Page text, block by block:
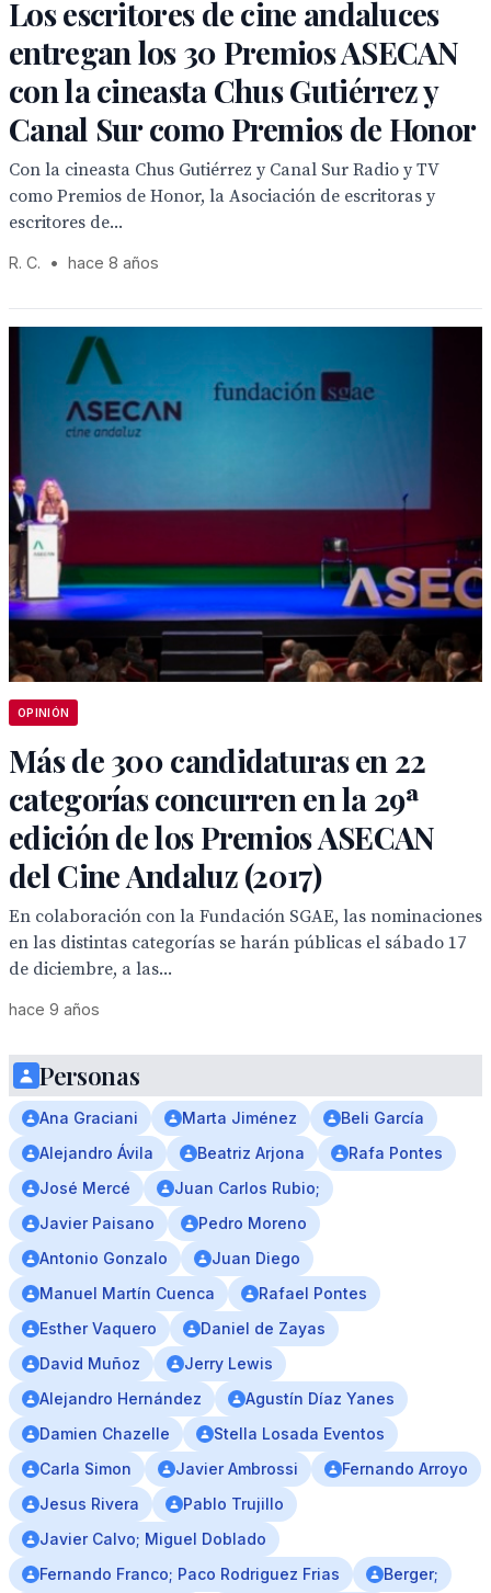
Los escritores de cine andaluces
entregan los 30 Premios ASECAN
con la cineasta Chus Gutiérrez y
Canal Sur como Premios de Honor
Con la cineasta Chus Gutiérrez y Canal Sur Radio y TV
como Premios de Honor, la Asociación de escritoras y
escritores de...
R. C. • hace 8 años
OPINIÓN
Más de 300 candidaturas en 22
categorías concurren en la 29ª
edición de los Premios ASECAN
del Cine Andaluz (2017)
En colaboración con la Fundación SGAE, las nominaciones
en las distintas categorías se harán públicas el sábado 17
de diciembre, a las...
hace 9 años
Personas
Ana Graciani Marta Jiménez
Beli García
Alejandro Ávila
Beatriz Arjona
Rafa Pontes
José Mercé
Juan Carlos Rubio;
Javier Paisano
Pedro Moreno
Antonio Gonzalo
Juan Diego
Manuel Martín Cuenca
Rafael Pontes
Esther Vaquero
Daniel de Zayas
David Muñoz
Jerry Lewis
Alejandro Hernández
Agustín Díaz Yanes
Damien Chazelle
Stella Losada Eventos
Carla Simon
Javier Ambrossi
Fernando Arroyo
Jesus Rivera
Pablo Trujillo
Javier Calvo; Miguel Doblado
Fernando Franco; Paco Rodriguez Frias
Berger;